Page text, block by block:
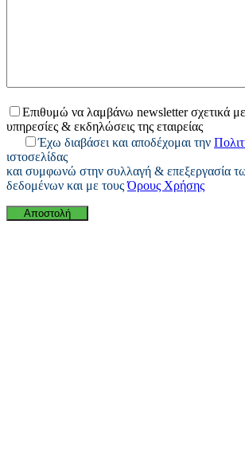
Επιθυμώ να λαμβάνω newsletter σχετικά
υπηρεσίες & εκδηλώσεις της εταιρείας
Έχω διαβάσει και αποδέχομαι την
ιστοσελίδας
και συμφωνώ στην συλλαγή & επεξεργασία
δεδομένων και με τουςΌρους Χρήσης